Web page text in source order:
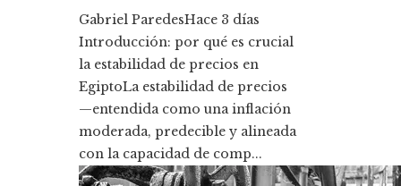
Gabriel ParedesHace 3 días
Introducción: por qué es crucial
la estabilidad de precios en
EgiptoLa estabilidad de precios
—entendida como una inflación
moderada, predecible y alineada
con la capacidad de comp...